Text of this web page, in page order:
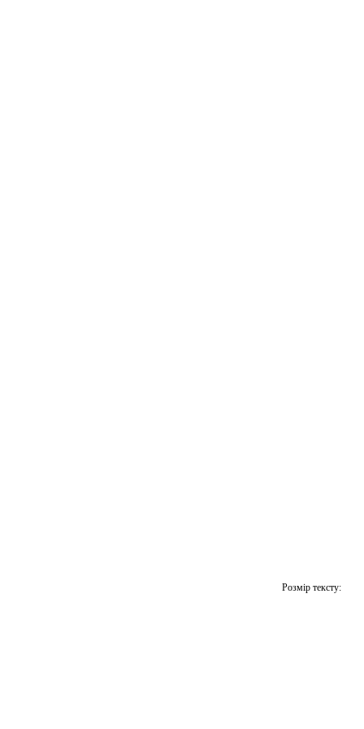
Розмір тексту: